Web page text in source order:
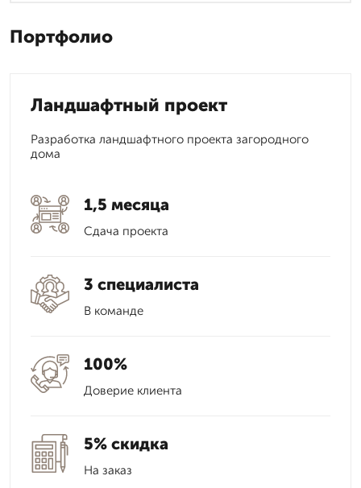
Портфолио
Ландшафтный проект
Разработка ландшафтного проекта загородного
дома
1,5 месяца
Сдача проекта
3 специалиста
В команде
100%
Доверие клиента
5% скидка
На заказ